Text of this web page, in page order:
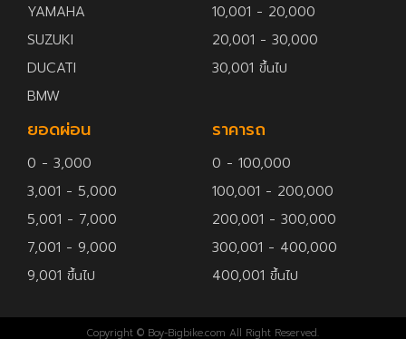
YAMAHA
SUZUKI
DUCATI
BMW
10,001 - 20,000
20,001 - 30,000
30,001 ขึ้นไป
ยอดผ่อน
0 - 3,000
3,001 - 5,000
5,001 - 7,000
7,001 - 9,000
9,001 ขึ้นไป
ราคารถ
0 - 100,000
100,001 - 200,000
200,001 - 300,000
300,001 - 400,000
400,001 ขึ้นไป
Copyright © Boy-Bigbike.com All Right Reserved.